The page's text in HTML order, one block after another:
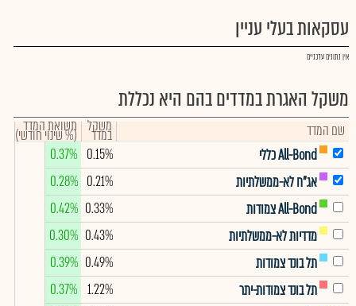
עסקאות בעלי עניין
אין נתונים עדכניים
משקל האגרת במדדים בהם היא נכללת
שם המדד משקל
במדד תשואת המדד
(% שינוי חודשי)
All-Bond כללי
0.15%
0.37%
אג"ח לא-ממשלתיות
0.21%
0.28%
All-Bond צמודות
0.33%
0.42%
מדדיות לא-ממשלתיות
0.43%
0.30%
תל בונד צמודות
0.49%
0.39%
תל בונד צמודות-יתר
1.22%
0.37%